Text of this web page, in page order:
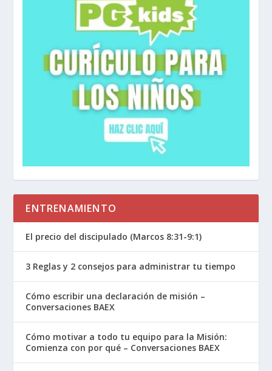
ENTRENAMIENTO
El precio del discipulado (Marcos 8:31-9:1)
3 Reglas y 2 consejos para administrar tu tiempo
Cómo escribir una declaración de misión –
Conversaciones BAEX
Cómo motivar a todo tu equipo para la Misión:
Comienza con por qué – Conversaciones BAEX